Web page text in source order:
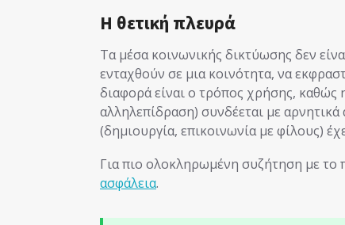
Η θετική πλευρά
Τα μέσα κοινωνικής δικτύωσης δεν
ενταχθούν σε μια κοινότητα, να
διαφορά είναι ο τρόπος χρήσης,
αλληλεπίδραση) συνδέεται με
(δημιουργία, επικοινωνία με φίλους)
Για πιο ολοκληρωμένη συζήτηση με το
ασφάλεια.